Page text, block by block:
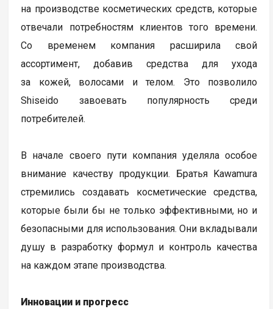
на производстве косметических средств, которые
отвечали потребностям клиентов того времени.
Со временем компания расширила свой
ассортимент, добавив средства для ухода
за кожей, волосами и телом. Это позволило
Shiseido завоевать популярность среди
потребителей.
В начале своего пути компания уделяла особое
внимание качеству продукции. Братья Kawamura
стремились создавать косметические средства,
которые были бы не только эффективными, но и
безопасными для использования. Они вкладывали
душу в разработку формул и контроль качества
на каждом этапе производства.
Инновации и прогресс